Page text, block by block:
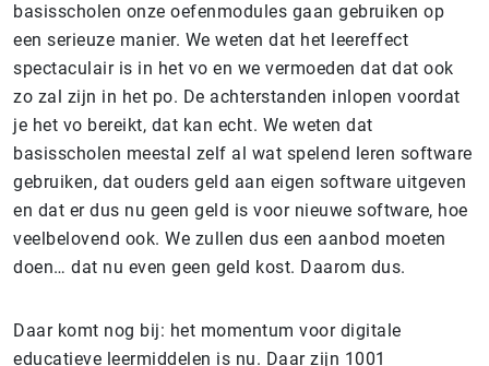
basisscholen onze oefenmodules gaan gebruiken op
een serieuze manier. We weten dat het leereffect
spectaculair is in het vo en we vermoeden dat dat ook
zo zal zijn in het po. De achterstanden inlopen voordat
je het vo bereikt, dat kan echt. We weten dat
basisscholen meestal zelf al wat spelend leren software
gebruiken, dat ouders geld aan eigen software uitgeven
en dat er dus nu geen geld is voor nieuwe software, hoe
veelbelovend ook. We zullen dus een aanbod moeten
doen… dat nu even geen geld kost. Daarom dus.
Daar komt nog bij: het momentum voor digitale
educatieve leermiddelen is nu. Daar zijn 1001